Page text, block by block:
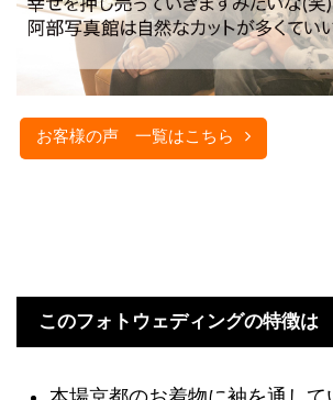
お客様の声 一覧はこちら
このフォトウェディングの特徴は